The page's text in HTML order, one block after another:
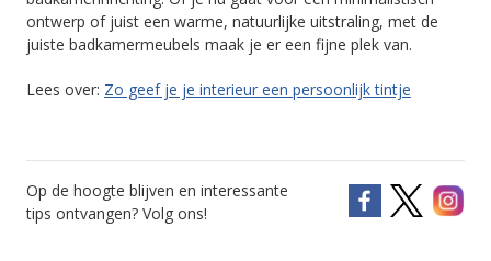
ontwerp of juist een warme, natuurlijke uitstraling, met de
juiste badkamermeubels maak je er een fijne plek van.
Lees over: Zo geef je je interieur een persoonlijk tintje
Op de hoogte blijven en interessante
tips ontvangen? Volg ons!